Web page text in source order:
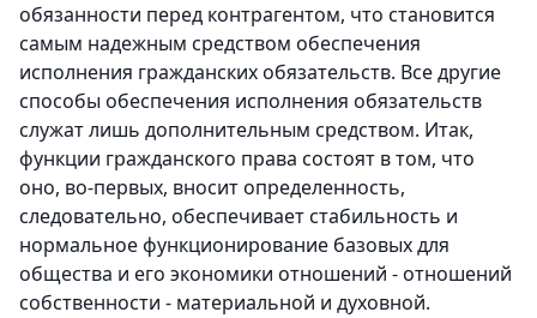
обязанности перед контрагентом, что становится
самым надежным средством обеспечения
исполнения гражданских обязательств. Все другие
способы обеспечения исполнения обязательств
служат лишь дополнительным средством. Итак,
функции гражданского права состоят в том, что
оно, во-первых, вносит определенность,
следовательно, обеспечивает стабильность и
нормальное функционирование базовых для
общества и его экономики отношений - отношений
собственности - материальной и духовной.